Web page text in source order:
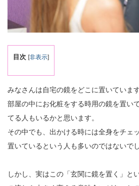
目次 [非表示]
みなさんは自宅の鏡をどこに置いていま
部屋の中にお化粧をする時用の鏡を置い
てる人もいるかと思います。
その中でも、出かける時には全身をチェ
置いているという人も多いのではないでし
しかし、実はこの「玄関に鏡を置く」と